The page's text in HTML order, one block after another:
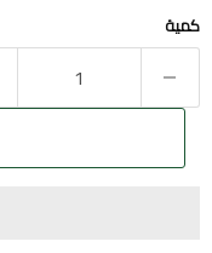
كمية